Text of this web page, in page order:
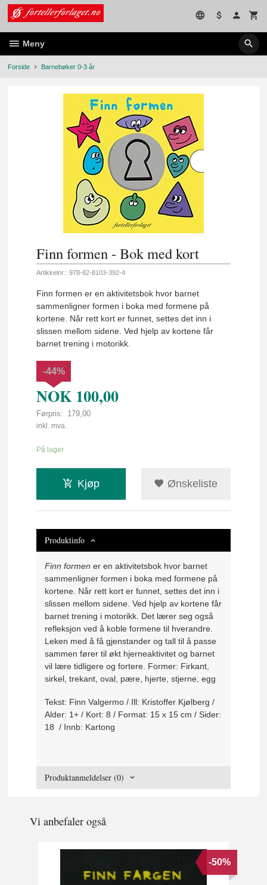
Gå
innholdet
Meny
Forside Barnebøker 0-3 år
Finn formen - Bok med kort
Artikkelnr.: 978-82-8103-392-4
Finn formen er en aktivitetsbok hvor barnet
sammenligner formen i boka med formene på
kortene. Når rett kort er funnet, settes det inn i
slissen mellom sidene. Ved hjelp av kortene får
barnet trening i motorikk.
NOK 100,00
Førpris: 179,00
Rabatt
-44%
inkl. mva.
På lager
Kjøp Ønskeliste
Produktinfo
Finn formen er en aktivitetsbok hvor barnet
sammenligner formen i boka med formene på
kortene. Når rett kort er funnet, settes det inn i
slissen mellom sidene. Ved hjelp av kortene får
barnet trening i motorikk. Det lærer seg også
refleksjon ved å koble formene til hverandre.
Leken med å få gjenstander og tall til å passe
sammen fører til økt hjerneaktivitet og barnet
vil lære tidligere og fortere. Former: Firkant,
sirkel, trekant, oval, pære, hjerte, stjerne, egg
Tekst: Finn Valgermo / Ill: Kristoffer Kjølberg /
Alder: 1+ / Kort: 8 / Format: 15 x 15 cm / Sider:
18 / Innb: Kartong
Produktanmeldelser (0)
Vi anbefaler også
-50%